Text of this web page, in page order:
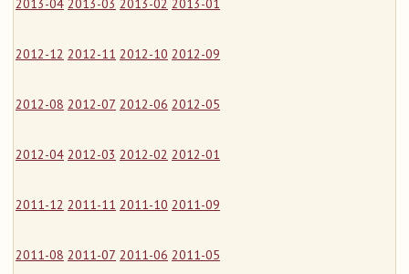
2013-04 2013-03 2013-02 2013-01
2012-12 2012-11 2012-10 2012-09
2012-08 2012-07 2012-06 2012-05
2012-04 2012-03 2012-02 2012-01
2011-12 2011-11 2011-10 2011-09
2011-08 2011-07 2011-06 2011-05